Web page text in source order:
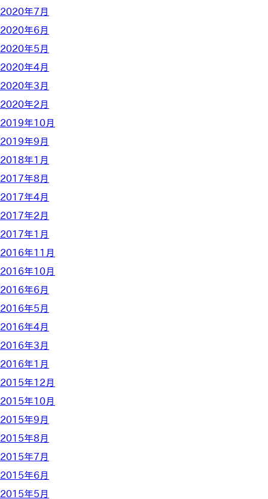
2020年7月
2020年6月
2020年5月
2020年4月
2020年3月
2020年2月
2019年10月
2019年9月
2018年1月
2017年8月
2017年4月
2017年2月
2017年1月
2016年11月
2016年10月
2016年6月
2016年5月
2016年4月
2016年3月
2016年1月
2015年12月
2015年10月
2015年9月
2015年8月
2015年7月
2015年6月
2015年5月